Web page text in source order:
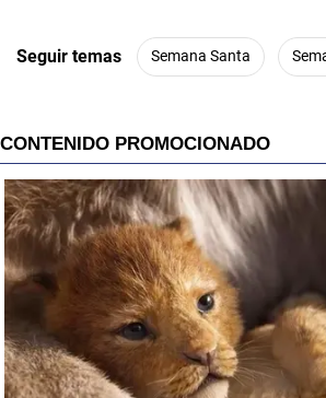
Seguir temas Semana Santa